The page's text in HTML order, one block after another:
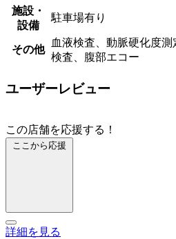
施設・
設備
駐車場有り
その他
血液検査、動脈硬化度
検査、腹部エコー
ユーザーレビュー
この店舗を応援する！
ここから応援
詳細を見る